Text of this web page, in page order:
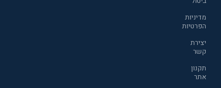
מדיניות
הפרטיות
יצירת
קשר
תקנון
אתר